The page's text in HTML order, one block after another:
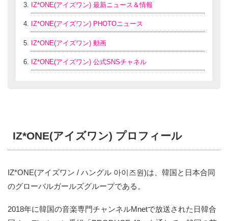
IZ*ONE(アイズワン) 最新ニュース＆情報
IZ*ONE(アイズワン) PHOTOニュース
IZ*ONE(アイズワン) 動画
IZ*ONE(アイズワン) 公式SNSチャネル
IZ*ONE(アイズワン) プロフィール
IZ*ONE(アイズワン / ハングル 아이즈원)は、韓国と日本合同
のグローバルガールズグループである。
2018年に韓国の音楽専門チャンネルMnetで放送された日韓合